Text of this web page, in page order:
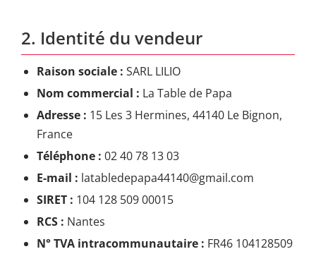
2. Identité du vendeur
Raison sociale : SARL LILIO
Nom commercial : La Table de Papa
Adresse : 15 Les 3 Hermines, 44140 Le Bignon,
France
Téléphone : 02 40 78 13 03
E-mail : latabledepapa44140@gmail.com
SIRET : 104 128 509 00015
RCS : Nantes
N° TVA intracommunautaire : FR46 104128509